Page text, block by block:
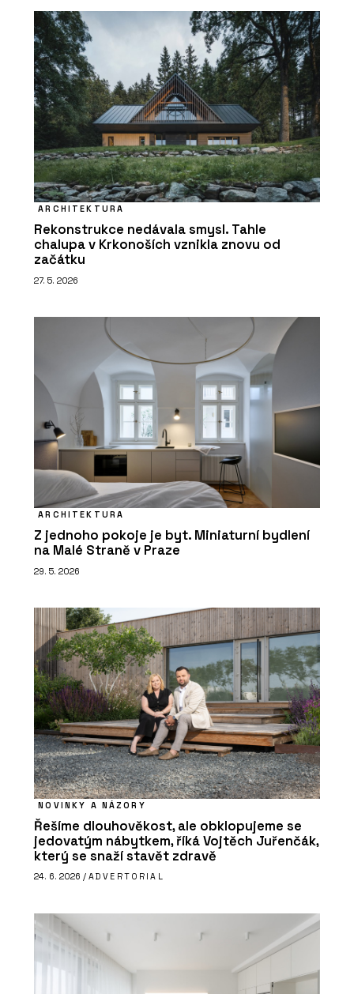
ARCHITEKTURA
Rekonstrukce nedávala smysl. Tahle
chalupa v Krkonoších vznikla znovu od
začátku
27. 5. 2026
ARCHITEKTURA
Z jednoho pokoje je byt. Miniaturní bydlení
na Malé Straně v Praze
29. 5. 2026
NOVINKY A NÁZORY
Řešíme dlouhověkost, ale obklopujeme se
jedovatým nábytkem, říká Vojtěch Juřenčák,
který se snaží stavět zdravě
24. 6. 2026 / ADVERTORIAL